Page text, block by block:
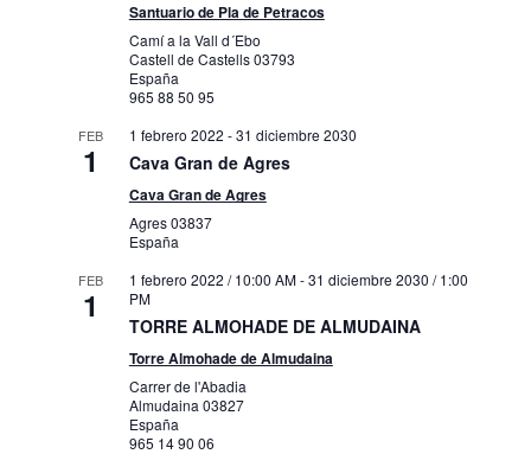
Santuario de Pla de Petracos
Camí a la Vall d´Ebo
Castell de Castells03793
España
965 88 50 95
FEB
1
1 febrero 2022 -31 diciembre 2030
Cava Gran de Agres
Cava Gran de Agres
Agres03837
España
FEB
1
1 febrero 2022 / 10:00 AM-31 diciembre 2030 / 1:00
PM
TORRE ALMOHADE DE ALMUDAINA
Torre Almohade de Almudaina
Carrer de l'Abadia
Almudaina 03827
España
965 14 90 06